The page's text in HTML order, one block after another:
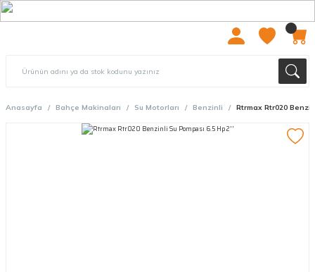
Anasayfa Bahçe Makinaları Su Motorları Benzinli Rtrmax Rtr020